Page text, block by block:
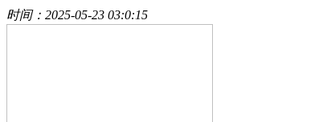
时间：2025-05-23 03:0:15